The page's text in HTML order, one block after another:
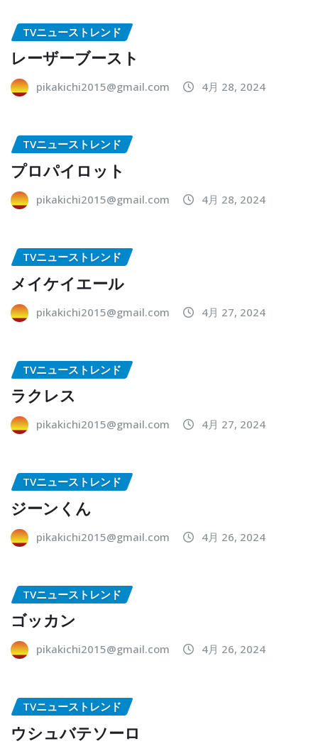
TVニューストレンド
レーザーブースト
pikakichi2015@gmail.com 4月 28, 2024
TVニューストレンド
プロパイロット
pikakichi2015@gmail.com 4月 28, 2024
TVニューストレンド
メイケイエール
pikakichi2015@gmail.com 4月 27, 2024
TVニューストレンド
ラクレス
pikakichi2015@gmail.com 4月 27, 2024
TVニューストレンド
ジーンくん
pikakichi2015@gmail.com 4月 26, 2024
TVニューストレンド
ゴッカン
pikakichi2015@gmail.com 4月 26, 2024
TVニューストレンド
ウシュバテソーロ